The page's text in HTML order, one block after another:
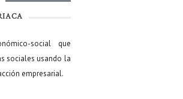
social que
sociales usando la
empresarial.